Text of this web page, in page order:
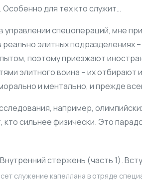
для тех кто служит…
управлении спецопераций, мне
элитных подразделениях –
поэтому приезжают
элитного воина – их отбирают
и ментально, и прежде
например,
кто сильнее физически. Это
служение капеллана в отряде